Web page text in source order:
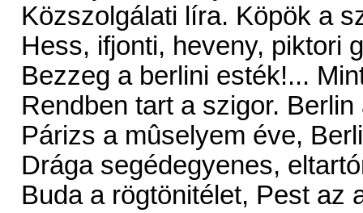
Közszolgálati líra. Köpök a
Hess, ifjonti, heveny, piktori
Bezzeg a berlini esték!...
Rendben tart a szigor.
Párizs a mûselyem éve,
Drága segédegyenes,
Buda a rögtönitélet, Pest az